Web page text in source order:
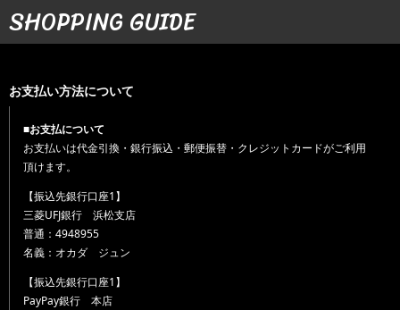
SHOPPING GUIDE
お支払い方法について
■お支払について
お支払いは代金引換・銀行振込・郵便振替・クレジットカードがご利用
頂けます。
【振込先銀行口座1】
三菱UFJ銀行 浜松支店
普通：4948955
名義：オカダ ジュン
【振込先銀行口座1】
PayPay銀行 本店